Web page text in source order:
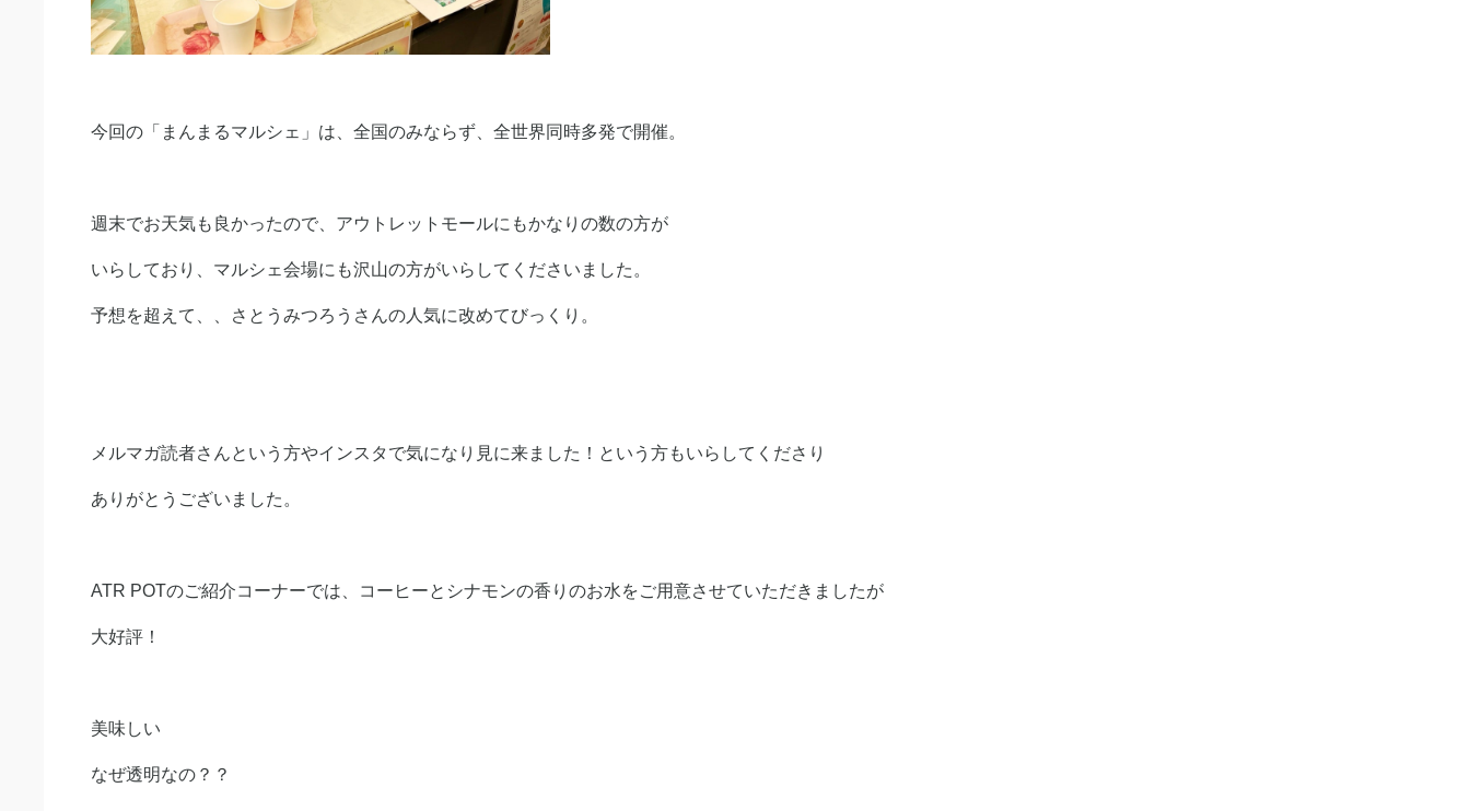
今回の「まんまるマルシェ」は、全国のみならず、全世界同時多発で開催。
週末でお天気も良かったので、アウトレットモールにもかなりの数の方が
いらしており、マルシェ会場にも沢山の方がいらしてくださいました。
予想を超えて、、さとうみつろうさんの人気に改めてびっくり。
メルマガ読者さんという方やインスタで気になり見に来ました！という方もいらしてくださり
ありがとうございました。
ATR POTのご紹介コーナーでは、コーヒーとシナモンの香りのお水をご用意させていただきましたが
大好評！
美味しい
なぜ透明なの？？